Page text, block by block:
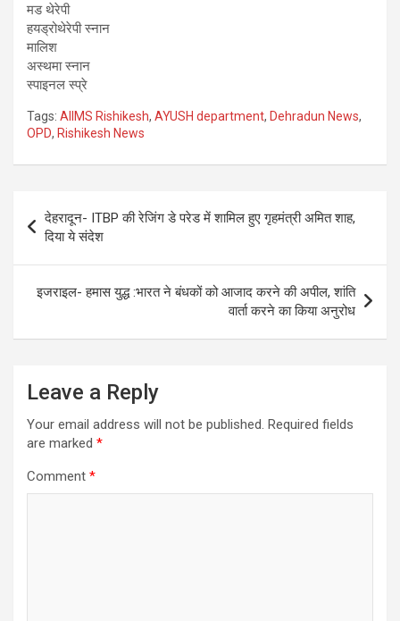
मड थेरेपी
हयड्रोथेरेपी स्नान
मालिश
अस्थमा स्नान
स्पाइनल स्प्रे
Tags: AIIMS Rishikesh, AYUSH department, Dehradun News,
OPD, Rishikesh News
Post
navigation
देहरादून- ITBP की रेजिंग डे परेड में शामिल हुए गृहमंत्री अमित शाह,
दिया ये संदेश
इजराइल- हमास युद्ध :भारत ने बंधकों को आजाद करने की अपील, शांति
वार्ता करने का किया अनुरोध
Leave a Reply
Your email address will not be published. Required fields
are marked *
Comment *